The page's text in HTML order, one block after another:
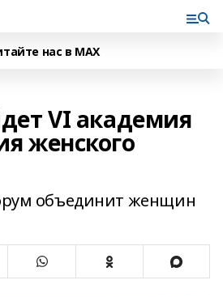
нас в MAX
VI академия
женского
объединит женщин